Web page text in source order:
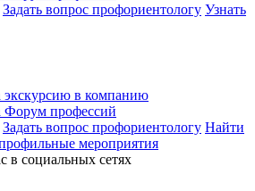
Задать вопрос профориентологу Узнать
экскурсию в компанию
Форум профессий
Задать вопрос профориентологу Найти
мероприятия
в социальных сетях